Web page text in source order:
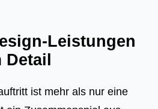
Leistungen
Detail
ist mehr als nur eine